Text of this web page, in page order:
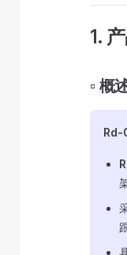
1.
▫️ 概
Rd-